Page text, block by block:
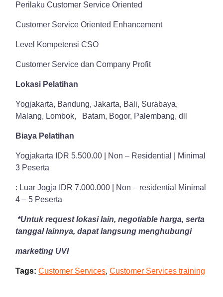
Perilaku Customer Service Oriented
Customer Service Oriented Enhancement
Level Kompetensi CSO
Customer Service dan Company Profit
Lokasi Pelatihan
Yogjakarta, Bandung, Jakarta, Bali, Surabaya,
Malang, Lombok, Batam, Bogor, Palembang, dll
Biaya Pelatihan
Yogjakarta IDR 5.500.00 | Non – Residential | Minimal
3 Peserta
: Luar Jogja IDR 7.000.000 | Non – residential Minimal
4 – 5 Peserta
*Untuk request lokasi lain, negotiable harga, serta
tanggal lainnya, dapat langsung menghubungi
marketing UVI
Tags: Customer Services, Customer Services training